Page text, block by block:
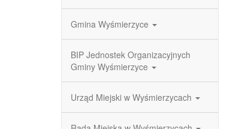
Gmina Wyśmierzyce
BIP Jednostek Organizacyjnych
Gminy Wyśmierzyce
Urząd Miejski w Wyśmierzycach